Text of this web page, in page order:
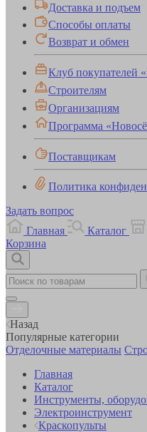
Доставка и подъем
Способы оплаты
Возврат и обмен
Клуб покупателей
Строителям
Организациям
Программа
Поставщикам
Политика
Задать вопрос
Главная
Каталог
Корзина
Назад
Популярные категории
Отделочные материалы
Главная
Каталог
Инструменты,
Электроинструмент
Краскопульты